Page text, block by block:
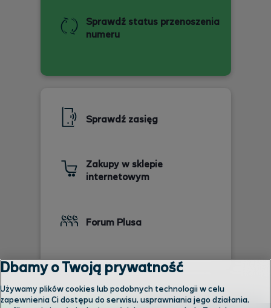
Sprawdź status przenoszenia
numeru
Sprawdź zasięg
Zakupy w sklepie
internetowym
Forum Plusa
Dbamy o Twoją prywatność
Używamy plików cookies lub podobnych technologii w celu
zapewnienia Ci dostępu do serwisu, usprawniania jego działania,